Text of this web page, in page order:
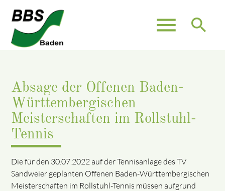
menu search
Absage der Offenen Baden-
Württembergischen
Meisterschaften im Rollstuhl-
Tennis
Die für den 30.07.2022 auf der Tennisanlage des TV
Sandweier geplanten Offenen Baden-Württembergischen
Meisterschaften im Rollstuhl-Tennis müssen aufgrund